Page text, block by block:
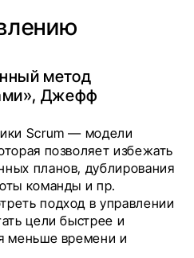
метод
Джефф
Scrum — модели
позволяет избежать
планов, дублирования
команды и пр.
подход в управлении
цели быстрее и
меньше времени и